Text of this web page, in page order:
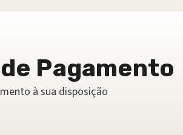
Pagamento
à sua disposição